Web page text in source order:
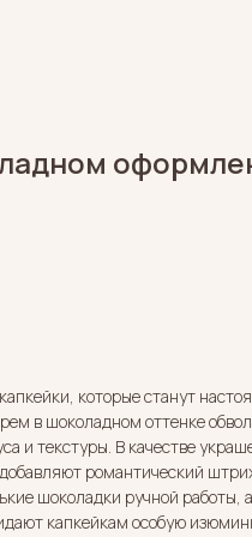
которые станут
в шоколадном оттенке
и текстуры. В качестве
романтический
шоколадки ручной работы,
капкейкам особую